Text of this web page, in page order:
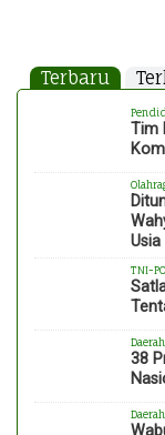
Terbaru
Tim
Usia
TNI-
Daerah
38
Daerah